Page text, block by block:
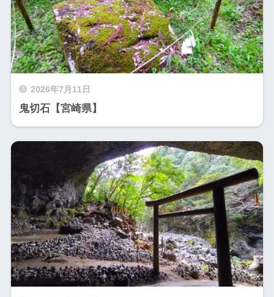
2026年7月11日
鬼切石【宮崎県】